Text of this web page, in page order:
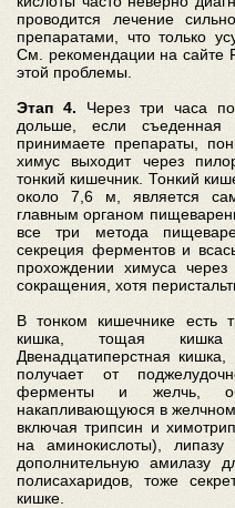
проводится лечение
препаратами, что только
См. рекомендации на сайте
этой проблемы.
Этап 4. Через три часа
дольше, если
принимаете препараты,
химус выходит через
тонкий кишечник. Тонкий
около 7,6 м, является
главным органом
все три метода
секреция ферментов и
прохождении химуса
сокращения, хотя
В тонком кишечнике есть
кишка, тощая
Двенадцатиперстная
получает от
ферменты и желчь,
накапливающуюся в
включая трипсин и
на аминокислоты),
дополнительную амилазу
полисахаридов, тоже
кишке.